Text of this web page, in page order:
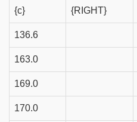
{c} {RIGHT}
136.6
163.0
169.0
170.0